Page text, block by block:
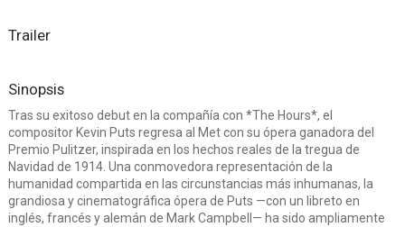
Trailer
Sinopsis
Tras su exitoso debut en la compañía con *The Hours*, el
compositor Kevin Puts regresa al Met con su ópera ganadora del
Premio Pulitzer, inspirada en los hechos reales de la tregua de
Navidad de 1914. Una conmovedora representación de la
humanidad compartida en las circunstancias más inhumanas, la
grandiosa y cinematográfica ópera de Puts —con un libreto en
inglés, francés y alemán de Mark Campbell— ha sido ampliamente